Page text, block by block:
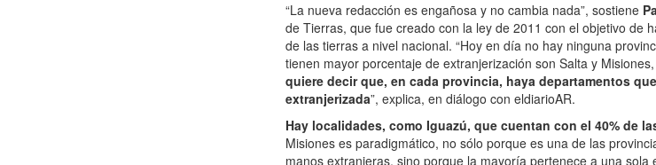
“La nueva redacción es engañosa y no cambia nada”, sostiene
de Tierras, que fue creado con la ley de 2011 con el objetivo de
de las tierras a nivel nacional. “Hoy en día no hay ninguna
tienen mayor porcentaje de extranjerización son Salta y
quiere decir que, en cada provincia, haya departamentos
extranjerizada”, explica, en diálogo con eldiarioAR.
Hay localidades, como Iguazú, que cuentan con el 40% de
Misiones es paradigmático, no sólo porque es una de las
manos extranjeras, sino porque la mayoría pertenece a una